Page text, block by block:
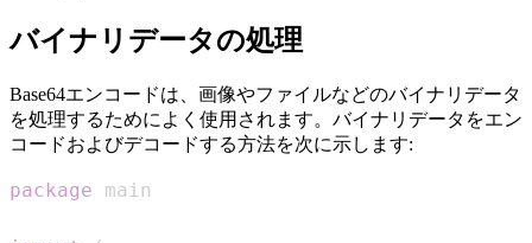
バイナリデータの処理
Base64エンコードは、画像やファイルなどのバイナリデータ
を処理するためによく使用されます。バイナリデータをエン
コードおよびデコードする方法を次に示します:
package